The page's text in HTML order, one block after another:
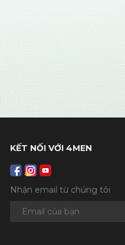
KẾT NỐI VỚI 4MEN
Nhận email từ chúng tôi